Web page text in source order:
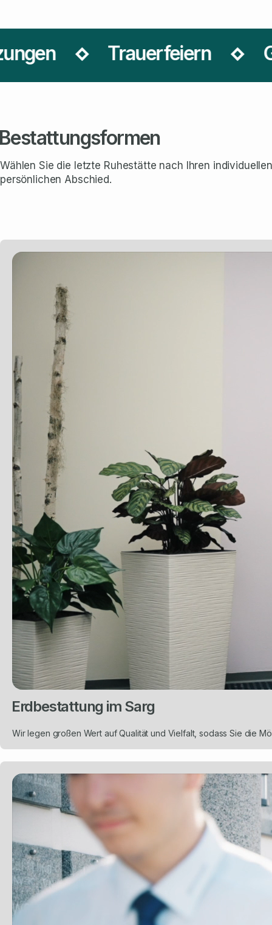
Trauerfeiern
Wählen Sie die letzte Ruhestätte nach Ihren
persönlichen Abschied.
Erdbestattung im Sarg
Wir legen großen Wert auf Qualität und Vielfalt, sodass Sie die